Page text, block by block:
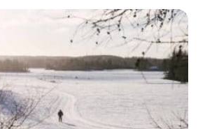
array(0) { }